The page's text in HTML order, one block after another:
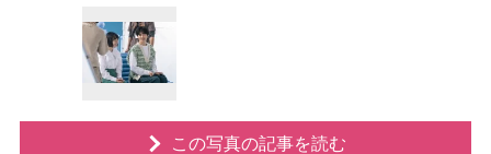
この写真の記事を読む